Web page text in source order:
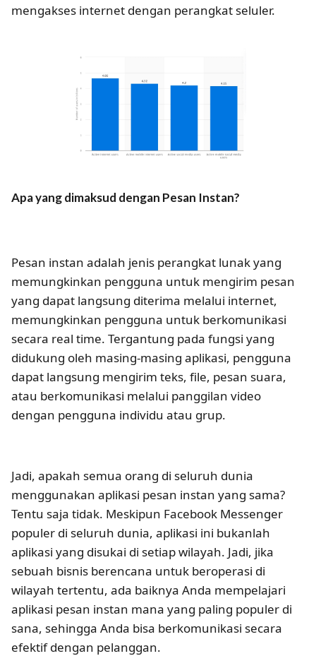
mengakses internet dengan perangkat seluler.
Apa yang dimaksud dengan Pesan Instan?
Pesan instan adalah jenis perangkat lunak yang
memungkinkan pengguna untuk mengirim pesan
yang dapat langsung diterima melalui internet,
memungkinkan pengguna untuk berkomunikasi
secara real time. Tergantung pada fungsi yang
didukung oleh masing-masing aplikasi, pengguna
dapat langsung mengirim teks, file, pesan suara,
atau berkomunikasi melalui panggilan video
dengan pengguna individu atau grup.
Jadi, apakah semua orang di seluruh dunia
menggunakan aplikasi pesan instan yang sama?
Tentu saja tidak. Meskipun Facebook Messenger
populer di seluruh dunia, aplikasi ini bukanlah
aplikasi yang disukai di setiap wilayah. Jadi, jika
sebuah bisnis berencana untuk beroperasi di
wilayah tertentu, ada baiknya Anda mempelajari
aplikasi pesan instan mana yang paling populer di
sana, sehingga Anda bisa berkomunikasi secara
efektif dengan pelanggan.